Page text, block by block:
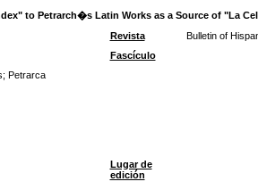
to Petrarch�s Latin Works as a Source of "La
Revista
Bulletin of
Fascículo
; Petrarca
Lugar de
edición